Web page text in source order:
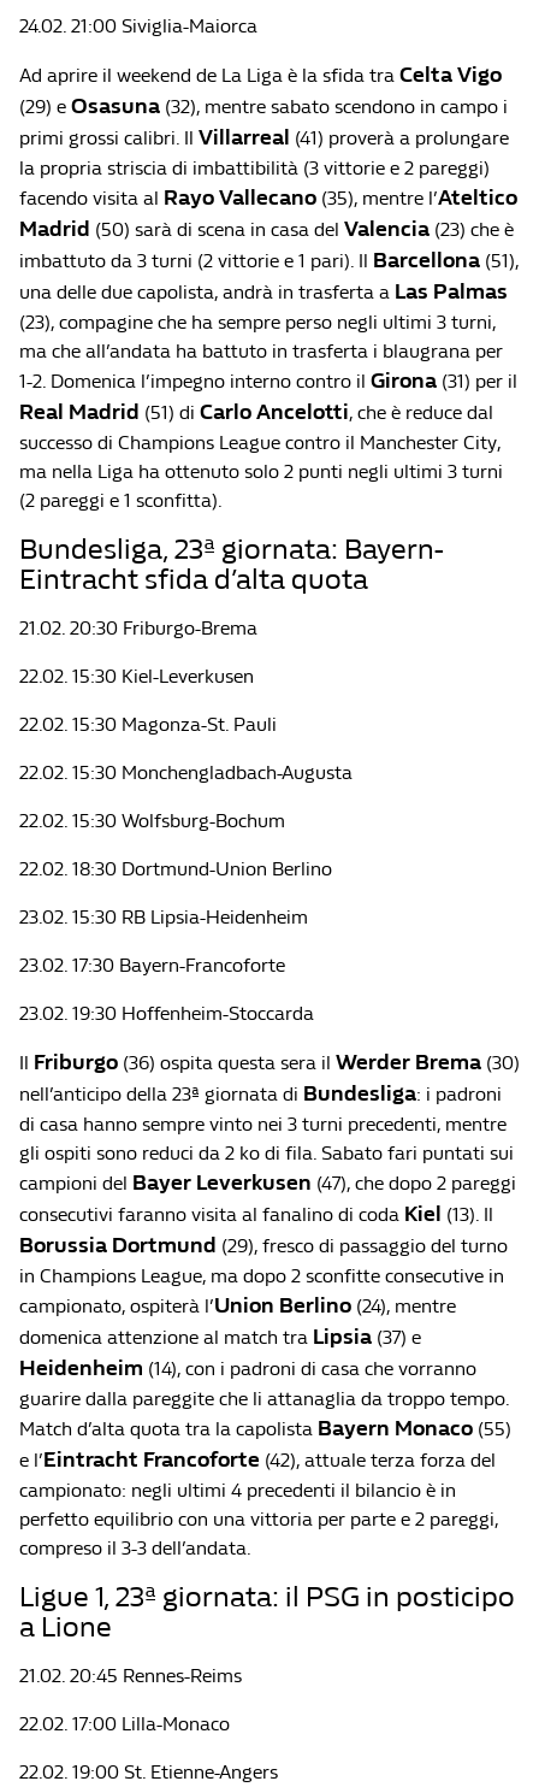
24.02. 21:00 Siviglia-Maiorca
Ad aprire il weekend de La Liga è la sfida tra Celta Vigo
(29) e Osasuna (32), mentre sabato scendono in campo i
primi grossi calibri. Il Villarreal (41) proverà a prolungare
la propria striscia di imbattibilità (3 vittorie e 2 pareggi)
facendo visita al Rayo Vallecano (35), mentre l’Ateltico
Madrid (50) sarà di scena in casa del Valencia (23) che è
imbattuto da 3 turni (2 vittorie e 1 pari). Il Barcellona (51),
una delle due capolista, andrà in trasferta a Las Palmas
(23), compagine che ha sempre perso negli ultimi 3 turni,
ma che all’andata ha battuto in trasferta i blaugrana per
1-2. Domenica l’impegno interno contro il Girona (31) per il
Real Madrid (51) di Carlo Ancelotti, che è reduce dal
successo di Champions League contro il Manchester City,
ma nella Liga ha ottenuto solo 2 punti negli ultimi 3 turni
(2 pareggi e 1 sconfitta).
Bundesliga, 23ª giornata: Bayern-
Eintracht sfida d’alta quota
21.02. 20:30 Friburgo-Brema
22.02. 15:30 Kiel-Leverkusen
22.02. 15:30 Magonza-St. Pauli
22.02. 15:30 Monchengladbach-Augusta
22.02. 15:30 Wolfsburg-Bochum
22.02. 18:30 Dortmund-Union Berlino
23.02. 15:30 RB Lipsia-Heidenheim
23.02. 17:30 Bayern-Francoforte
23.02. 19:30 Hoffenheim-Stoccarda
Il Friburgo (36) ospita questa sera il Werder Brema (30)
nell’anticipo della 23ª giornata di Bundesliga: i padroni
di casa hanno sempre vinto nei 3 turni precedenti, mentre
gli ospiti sono reduci da 2 ko di fila. Sabato fari puntati sui
campioni del Bayer Leverkusen (47), che dopo 2 pareggi
consecutivi faranno visita al fanalino di coda Kiel (13). Il
Borussia Dortmund (29), fresco di passaggio del turno
in Champions League, ma dopo 2 sconfitte consecutive in
campionato, ospiterà l’Union Berlino (24), mentre
domenica attenzione al match tra Lipsia (37) e
Heidenheim (14), con i padroni di casa che vorranno
guarire dalla pareggite che li attanaglia da troppo tempo.
Match d’alta quota tra la capolista Bayern Monaco (55)
e l’Eintracht Francoforte (42), attuale terza forza del
campionato: negli ultimi 4 precedenti il bilancio è in
perfetto equilibrio con una vittoria per parte e 2 pareggi,
compreso il 3-3 dell’andata.
Ligue 1, 23ª giornata: il PSG in posticipo
a Lione
21.02. 20:45 Rennes-Reims
22.02. 17:00 Lilla-Monaco
22.02. 19:00 St. Etienne-Angers